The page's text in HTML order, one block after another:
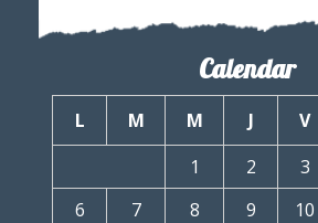
Calendar
L M M J V
1
2 3
6
7 8 9 10